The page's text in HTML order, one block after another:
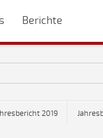
Berichte
2019